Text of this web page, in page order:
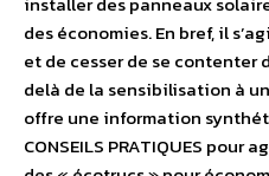
des économies. En bref, il
et de cesser de se contenter
delà de la sensibilisation à
offre une information
CONSEILS PRATIQUES